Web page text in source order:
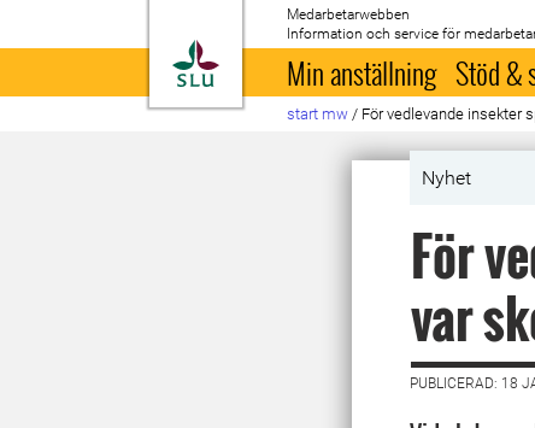
Till startsida
Medarbetarwebben
Information och service för
Min anställning Stöd &
start mw / För vedlevande insekter
Nyhet
För
var
PUBLICERAD: 18